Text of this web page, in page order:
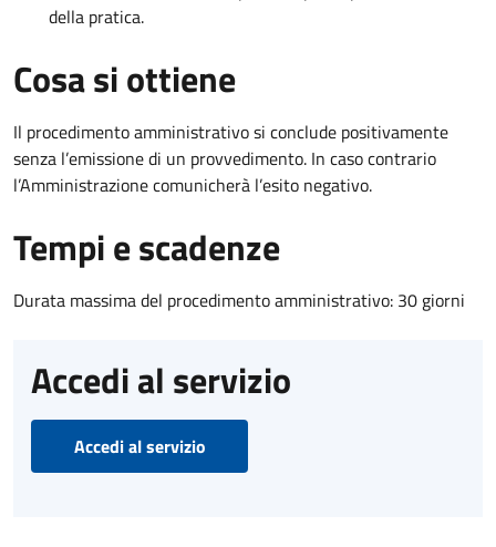
della pratica.
Cosa si ottiene
Il procedimento amministrativo si conclude positivamente
senza l’emissione di un provvedimento. In caso contrario
l’Amministrazione comunicherà l’esito negativo.
Tempi e scadenze
Durata massima del procedimento amministrativo: 30 giorni
Accedi al servizio
Accedi al servizio